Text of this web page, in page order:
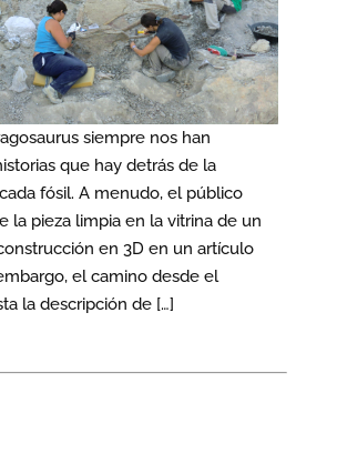
siempre nos han
que hay detrás de la
fósil. A menudo, el público
la pieza limpia en la vitrina de un
en 3D en un artículo
el camino desde el
la descripción de […]